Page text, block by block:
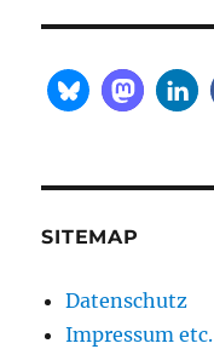
SITEMAP
Datenschutz
Impressum etc.